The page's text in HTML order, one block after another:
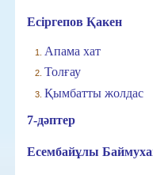
Есіргепов Қакен
Апама хат
Толғау
Қымбатты жолдас
7-дәптер
Есембайұлы